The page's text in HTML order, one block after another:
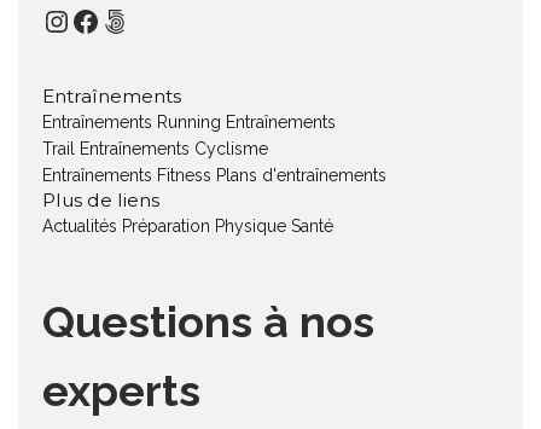
Instagram
Facebook
500px
Entraînements
Entraînements Running Entraînements
Trail
Entraînements Cyclisme
Entraînements Fitness Plans d'entraînements
Plus de liens
Actualités Préparation Physique Santé
Questions à nos
experts